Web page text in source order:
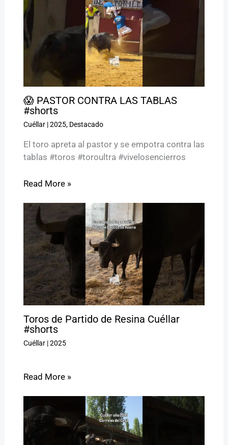
😱 PASTOR CONTRA LAS TABLAS
#shorts
Cuéllar|2025, Destacado
El toro apreta al pastor y se empotra contra las
tablas #toros #toroultra #vivelosencierros
Read More »
Toros de Partido de Resina Cuéllar
#shorts
Cuéllar|2025
Read More »